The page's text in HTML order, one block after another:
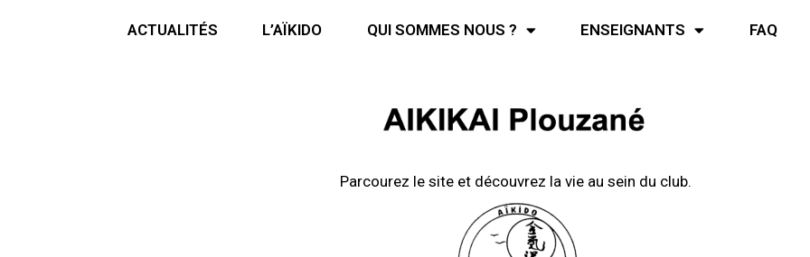
ACTUALITÉS L’AÏKIDO QUI SOMMES NOUS ? ENSEIGNANTS FAQ
Parcourez le site et découvrez la vie au sein du club.